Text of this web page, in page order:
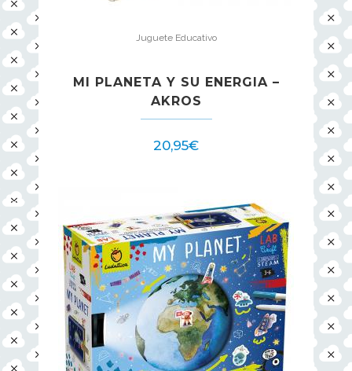
Juguete Educativo
MI PLANETA Y SU ENERGIA –
AKROS
20,95€